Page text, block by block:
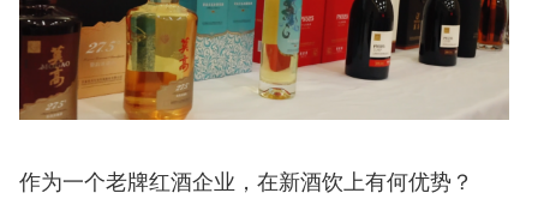
作为一个老牌红酒企业，在新酒饮上有何优势？